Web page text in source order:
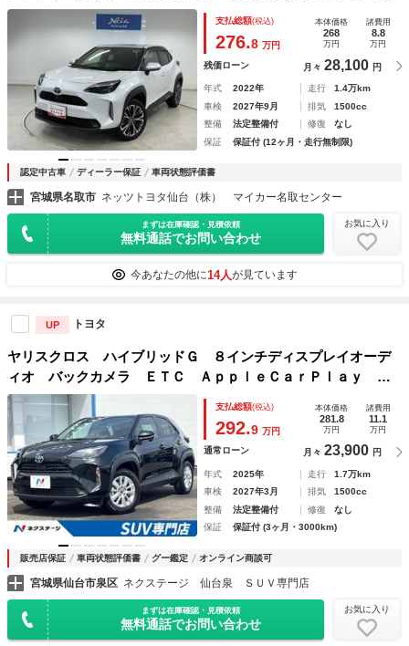
ＴＣ ＬＥＤヘッドランプ ワンオーナー
支払総額(税込)
276.8 万円
本体価格
268
万円
諸費用
8.8
万円
残価ローン 月々 28,100 円
年式 2022年 走行
1.4万km
車検
2027年9月 排気
1500cc
整備
法定整備付 修復
なし
保証
保証付 (12ヶ月・走行無制限)
認定中古車 ディーラー保証 車両状態評価書
宮城県名取市 ネッツトヨタ仙台（株） マイカー名取センター
まずは在庫確認・見積依頼
無料通話でお問い合わせ
お気に入り
今あなたの他に14人が見ています
UP トヨタ
ヤリスクロス ハイブリッドＧ ８インチディスプレイオーデ
ィオ バックカメラ ＥＴＣ ＡｐｐｌｅＣａｒＰｌａｙ 純
正１６インチアルミ クリアランスソナー ファブリックシー
ト セーフティセンス レーダークルーズ オートハイビーム
支払総額(税込)
292.9 万円
本体価格
281.8
万円
諸費用
11.1
万円
通常ローン 月々 23,900 円
年式 2025年 走行
1.7万km
車検
2027年3月 排気
1500cc
整備
法定整備付 修復
なし
保証
保証付 (3ヶ月・3000km)
販売店保証 車両状態評価書 グー鑑定 オンライン商談可
宮城県仙台市泉区 ネクステージ 仙台泉 ＳＵＶ専門店
まずは在庫確認・見積依頼
無料通話でお問い合わせ
お気に入り